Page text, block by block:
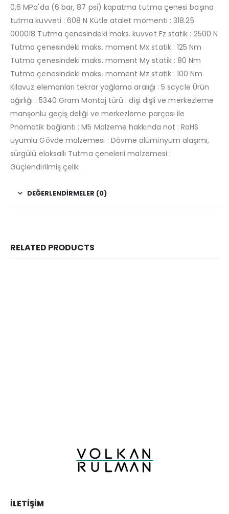
0,6 MPa'da (6 bar, 87 psi) kapatma tutma çenesi başına
tutma kuvveti : 608 N Kütle atalet momenti : 318.25
000018 Tutma çenesindeki maks. kuvvet Fz statik : 2500 N
Tutma çenesindeki maks. moment Mx statik : 125 Nm
Tutma çenesindeki maks. moment My statik : 80 Nm
Tutma çenesindeki maks. moment Mz statik : 100 Nm
Kılavuz elemanları tekrar yağlama aralığı : 5 scycle Ürün
ağırlığı : 5340 Gram Montaj türü : dişi dişli ve merkezleme
manşonlu geçiş deliği ve merkezleme parçası ile
Pnömatik bağlantı : M5 Malzeme hakkında not : RoHS
uyumlu Gövde malzemesi : Dövme alüminyum alaşımı,
sürgülü eloksallı Tutma çenelerii malzemesi :
Güçlendirilmiş çelik
DEĞERLENDIRMELER (0)
RELATED PRODUCTS
İLETIŞIM